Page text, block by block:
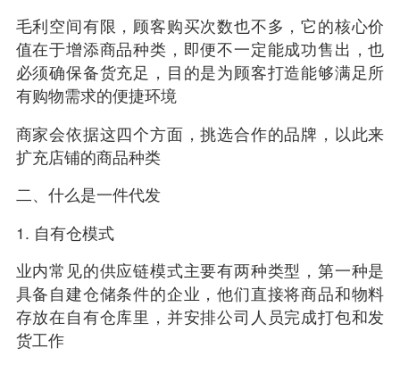
毛利空间有限，顾客购买次数也不多，它的核心价
值在于增添商品种类，即便不一定能成功售出，也
必须确保备货充足，目的是为顾客打造能够满足所
有购物需求的便捷环境
商家会依据这四个方面，挑选合作的品牌，以此来
扩充店铺的商品种类
二、什么是一件代发
1. 自有仓模式
业内常见的供应链模式主要有两种类型，第一种是
具备自建仓储条件的企业，他们直接将商品和物料
存放在自有仓库里，并安排公司人员完成打包和发
货工作